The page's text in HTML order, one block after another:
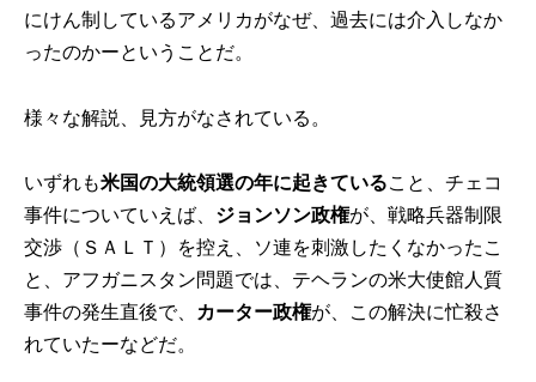
にけん制しているアメリカがなぜ、過去には介入しなか
ったのかーということだ。
様々な解説、見方がなされている。
いずれも米国の大統領選の年に起きていること、チェコ
事件についていえば、 ジョンソン政権が、戦略兵器制限
交渉（ＳＡＬＴ）を控え、ソ連を刺激したくなかったこ
と、アフガニスタン問題では、テヘランの米大使館人質
事件の発生直後で、
カーター政権が、この解決に忙殺さ
れていたーなどだ。